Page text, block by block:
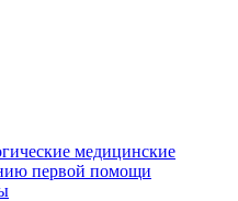
медицинские
первой помощи